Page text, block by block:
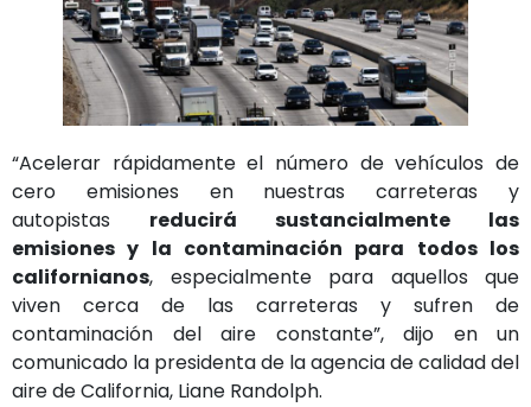
“Acelerar rápidamente el número de vehículos de
cero emisiones en nuestras carreteras y
autopistas reducirá sustancialmente las
emisiones y la contaminación para todos los
californianos, especialmente para aquellos que
viven cerca de las carreteras y sufren de
contaminación del aire constante”, dijo en un
comunicado la presidenta de la agencia de calidad del
aire de California, Liane Randolph.